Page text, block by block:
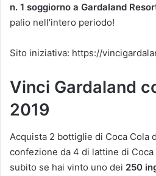
n. 1 soggiorno a Gardaland
palio nell’intero periodo!
Sito iniziativa: https://
Vinci Gardaland
2019
Acquista 2 bottiglie di Coca Cola
confezione da 4 di lattine di
subito se hai vinto uno dei 250